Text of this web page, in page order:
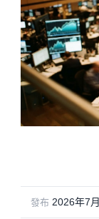
發布 2026年7